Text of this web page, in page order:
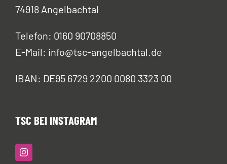
74918 Angelbachtal
Telefon: 0160 90708850
E-Mail: info@tsc-angelbachtal.de
IBAN: DE95 6729 2200 0080 3323 00
TSC BEI INSTAGRAM